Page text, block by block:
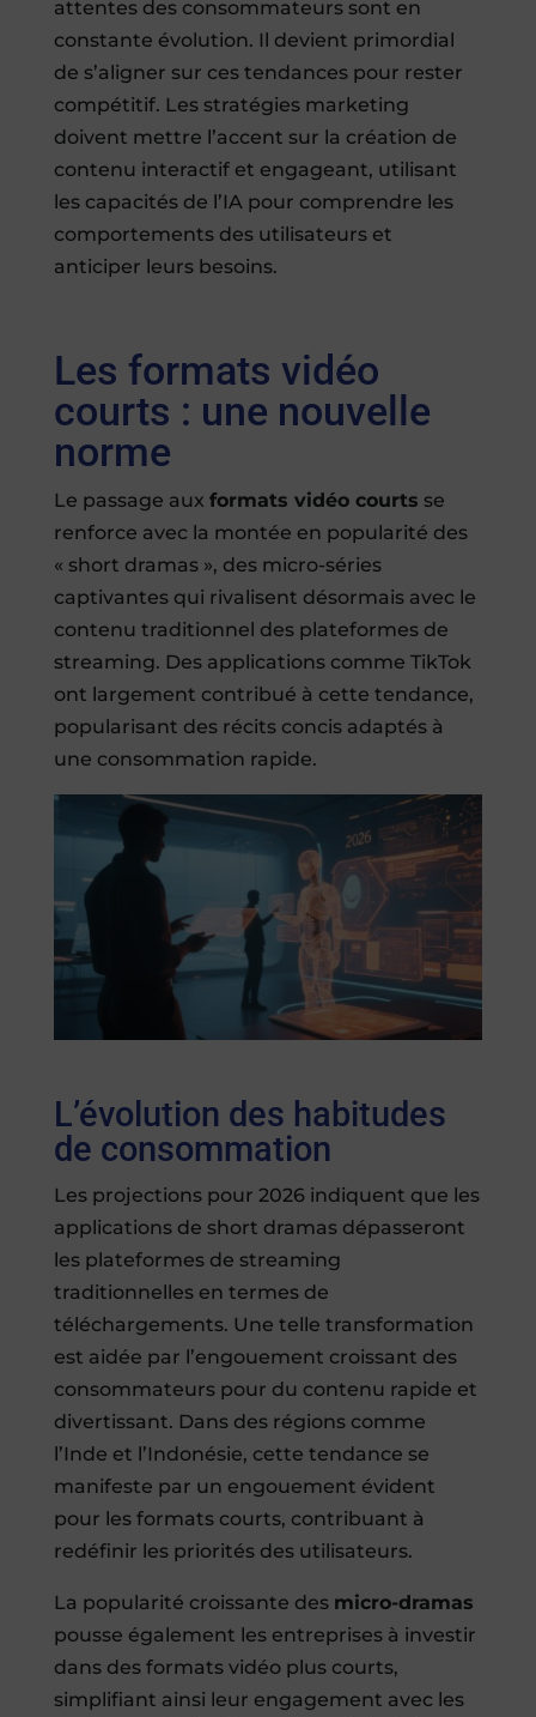
attentes des consommateurs sont en
constante évolution. Il devient primordial
de s’aligner sur ces tendances pour rester
compétitif. Les stratégies marketing
doivent mettre l’accent sur la création de
contenu interactif et engageant, utilisant
les capacités de l’IA pour comprendre les
comportements des utilisateurs et
anticiper leurs besoins.
Les formats vidéo
courts : une nouvelle
norme
Le passage aux formats vidéo courts se
renforce avec la montée en popularité des
« short dramas », des micro-séries
captivantes qui rivalisent désormais avec le
contenu traditionnel des plateformes de
streaming. Des applications comme TikTok
ont largement contribué à cette tendance,
popularisant des récits concis adaptés à
une consommation rapide.
L’évolution des habitudes
de consommation
Les projections pour 2026 indiquent que les
applications de short dramas dépasseront
les plateformes de streaming
traditionnelles en termes de
téléchargements. Une telle transformation
est aidée par l’engouement croissant des
consommateurs pour du contenu rapide et
divertissant. Dans des régions comme
l’Inde et l’Indonésie, cette tendance se
manifeste par un engouement évident
pour les formats courts, contribuant à
redéfinir les priorités des utilisateurs.
La popularité croissante des micro-dramas
pousse également les entreprises à investir
dans des formats vidéo plus courts,
simplifiant ainsi leur engagement avec les